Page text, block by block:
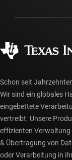
Fertigung
myTI-Konto
Häufig gestellte
Schon seit
Wir sind ein globales
eingebettete
vertreibt. Unsere
effizienten Verwaltung
& Übertragung von
oder Verarbeitung in